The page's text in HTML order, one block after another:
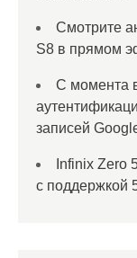
Смотрите
S8 в прямом
С момента
записей
Infinix Zero
с поддержкой